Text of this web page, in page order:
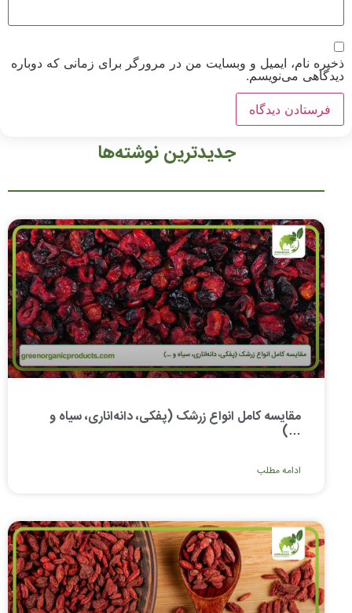
ذخیره نام، ایمیل و وبسایت من در مرورگر برای زمانی که دوباره
دیدگاهی می‌نویسم.
جدیدترین نوشته‌ها
مقایسه کامل انواع زرشک (پفکی، دانه‌اناری، سیاه و
…)
ادامه مطلب